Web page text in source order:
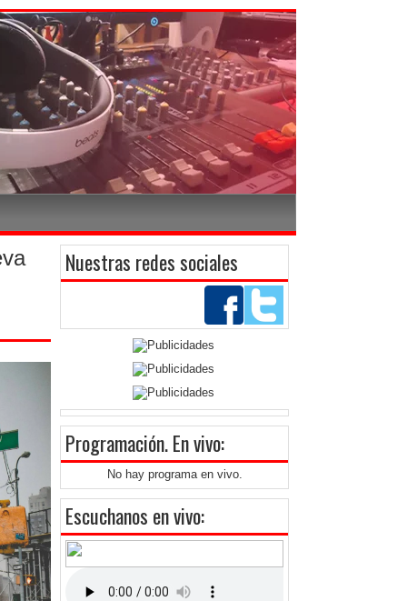
Nuestras redes sociales
Programación. En vivo:
No hay programa en vivo.
Escuchanos en vivo: